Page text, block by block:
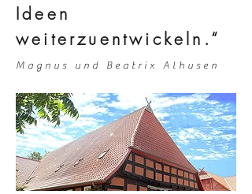
Ideen
weiterzuentwickeln.“
Magnus und Beatrix Alhusen